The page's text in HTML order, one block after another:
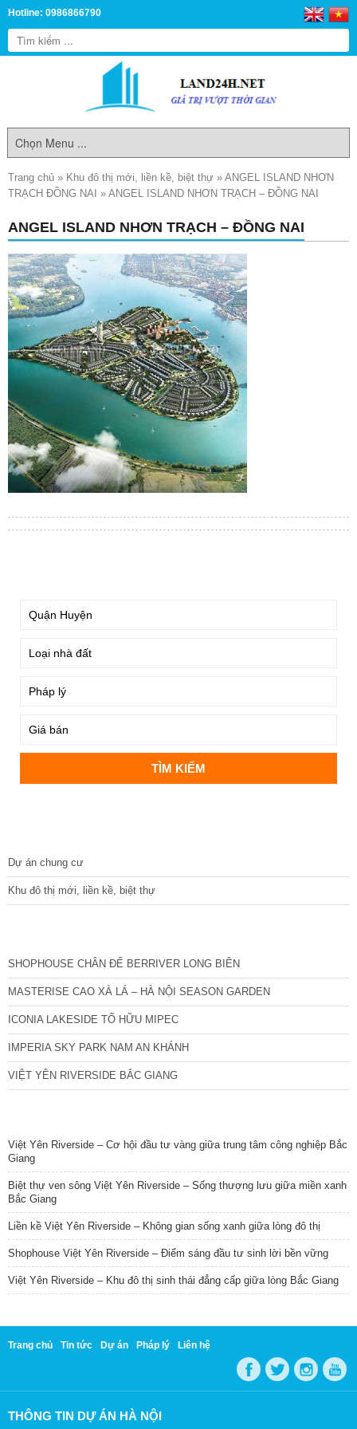
Hotline: 0986866790
Trang chủ » Khu đô thị mới, liền kề, biệt thự » ANGEL ISLAND NHƠN
TRẠCH ĐỒNG NAI » ANGEL ISLAND NHƠN TRẠCH – ĐỒNG NAI
ANGEL ISLAND NHƠN TRẠCH – ĐỒNG NAI
Dự án chung cư
Khu đô thị mới, liền kề, biệt thự
SHOPHOUSE CHÂN ĐẾ BERRIVER LONG BIÊN
MASTERISE CAO XÀ LÁ – HÀ NỘI SEASON GARDEN
ICONIA LAKESIDE TỐ HỮU MIPEC
IMPERIA SKY PARK NAM AN KHÁNH
VIỆT YÊN RIVERSIDE BẮC GIANG
Việt Yên Riverside – Cơ hội đầu tư vàng giữa trung tâm công nghiệp Bắc
Giang
Biệt thự ven sông Việt Yên Riverside – Sống thượng lưu giữa miền xanh
Bắc Giang
Liền kề Việt Yên Riverside – Không gian sống xanh giữa lòng đô thị
Shophouse Việt Yên Riverside – Điểm sáng đầu tư sinh lời bền vững
Việt Yên Riverside – Khu đô thị sinh thái đẳng cấp giữa lòng Bắc Giang
Trang chủ Tin tức Dự án Pháp lý Liên hệ
THÔNG TIN DỰ ÁN HÀ NỘI